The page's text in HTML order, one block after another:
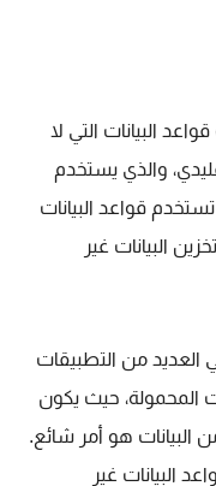
البيانات التي لا
والذي يستخدم
قواعد البيانات
البيانات غير
العديد من التطبيقات
المحمولة، حيث يكون
البيانات هو أمر شائع.
البيانات غير